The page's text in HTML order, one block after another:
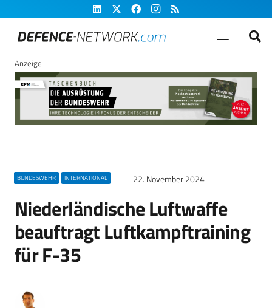
Anzeige
BUNDESWEHR INTERNATIONAL 22. November 2024
Niederländische Luftwaffe
beauftragt Luftkampftraining
für F-35